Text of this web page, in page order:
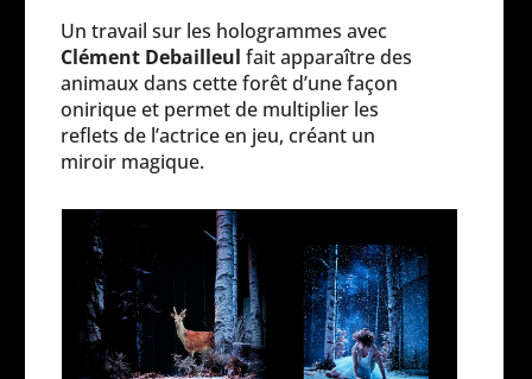
Un travail sur les hologrammes avec
Clément Debailleul fait apparaître des
animaux dans cette forêt d’une façon
onirique et permet de multiplier les
reflets de l’actrice en jeu, créant un
miroir magique.